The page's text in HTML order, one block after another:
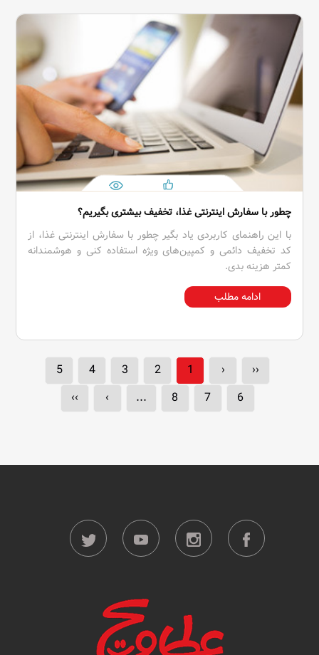
چطور با سفارش اینترنتی غذا، تخفیف بیشتری بگیریم؟
با این راهنمای کاربردی یاد بگیر چطور با سفارش اینترنتی غذا، از
کد تخفیف دائمی و کمپین‌های ویژه استفاده کنی و هوشمندانه
کمتر هزینه بدی.
ادامه مطلب
‹‹
‹
1
2
3
4
5
6
7
8
...
›
››